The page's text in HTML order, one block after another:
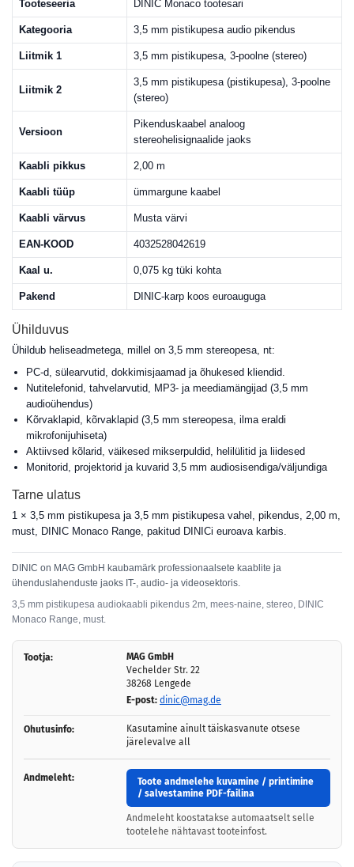
Tooteseeria DINIC Monaco tootesari
Kategooria 3,5 mm pistikupesa audio pikendus
Liitmik 1 3,5 mm pistikupesa, 3-poolne (stereo)
Liitmik 2
3,5 mm pistikupesa (pistikupesa), 3-poolne
(stereo)
Versioon
Pikenduskaabel analoog
stereohelisignaalide jaoks
Kaabli pikkus 2,00 m
Kaabli tüüp ümmargune kaabel
Kaabli värvus Musta värvi
EAN-KOOD 4032528042619
Kaal u. 0,075 kg tüki kohta
Pakend DINIC-karp koos euroauguga
Ühilduvus
Ühildub heliseadmetega, millel on 3,5 mm stereopesa, nt:
PC-d, sülearvutid, dokkimisjaamad ja õhukesed kliendid.
Nutitelefonid, tahvelarvutid, MP3- ja meediamängijad (3,5 mm
audioühendus)
Kõrvaklapid, kõrvaklapid (3,5 mm stereopesa, ilma eraldi
mikrofonijuhiseta)
Aktiivsed kõlarid, väikesed mikserpuldid, helilülitid ja liidesed
Monitorid, projektorid ja kuvarid 3,5 mm audiosisendiga/väljundiga
Tarne ulatus
1 × 3,5 mm pistikupesa ja 3,5 mm pistikupesa vahel, pikendus, 2,00 m,
must, DINIC Monaco Range, pakitud DINICi euroava karbis.
DINIC on MAG GmbH kaubamärk professionaalsete kaablite ja
ühenduslahenduste jaoks IT-, audio- ja videosektoris.
3,5 mm pistikupesa audiokaabli pikendus 2m, mees-naine, stereo, DINIC
Monaco Range, must.
Tootja:
MAG GmbH
Vechelder Str. 22
38268 Lengede
E-post: dinic@mag.de
Ohutusinfo:
Kasutamine ainult täiskasvanute otsese
järelevalve all
Andmeleht:
Toote andmelehe kuvamine / printimine
/ salvestamine PDF-failina
Andmeleht koostatakse automaatselt selle
tootelehe nähtavast tooteinfost.